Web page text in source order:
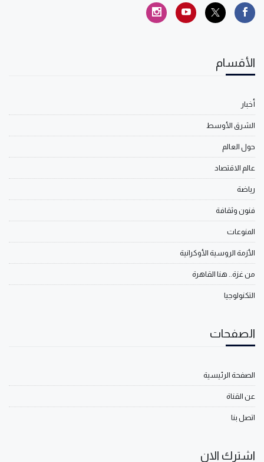
الأقسام
أخبار
الشرق الأوسط
حول العالم
عالم الاقتصاد
رياضة
فنون وثقافة
المنوعات
الأزمة الروسية الأوكرانية
من غزة.. هنا القاهرة
التكنولوجيا
الصفحات
الصفحة الرئيسية
عن القناة
اتصل بنا
اشترك الان